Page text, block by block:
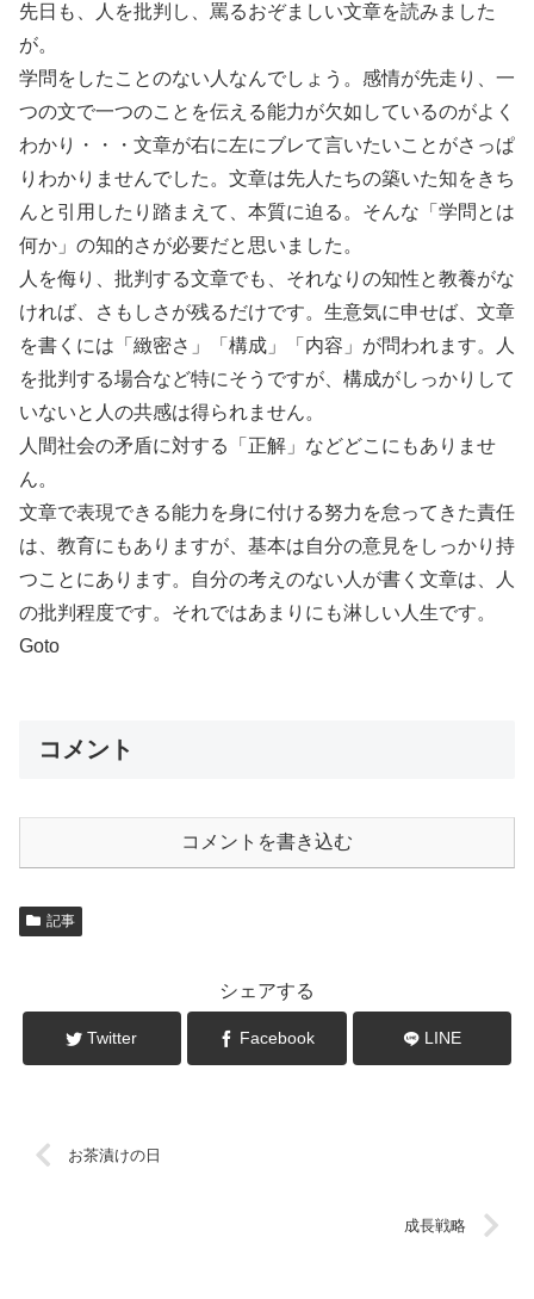
先日も、人を批判し、罵るおぞましい文章を読みました
が。
学問をしたことのない人なんでしょう。感情が先走り、一
つの文で一つのことを伝える能力が欠如しているのがよく
わかり・・・文章が右に左にブレて言いたいことがさっぱ
りわかりませんでした。文章は先人たちの築いた知をきち
んと引用したり踏まえて、本質に迫る。そんな「学問とは
何か」の知的さが必要だと思いました。
人を侮り、批判する文章でも、それなりの知性と教養がな
ければ、さもしさが残るだけです。生意気に申せば、文章
を書くには「緻密さ」「構成」「内容」が問われます。人
を批判する場合など特にそうですが、構成がしっかりして
いないと人の共感は得られません。
人間社会の矛盾に対する「正解」などどこにもありませ
ん。
文章で表現できる能力を身に付ける努力を怠ってきた責任
は、教育にもありますが、基本は自分の意見をしっかり持
つことにあります。自分の考えのない人が書く文章は、人
の批判程度です。それではあまりにも淋しい人生です。
Goto
コメント
コメントを書き込む
記事
シェアする
Twitter Facebook LINE
お茶漬けの日
成長戦略